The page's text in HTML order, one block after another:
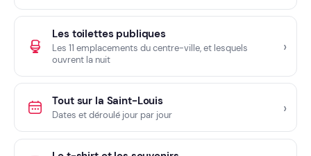
Les toilettes publiques
Les 11 emplacements du centre-ville, et lesquels
ouvrent la nuit
Tout sur la Saint-Louis
Dates et déroulé jour par jour